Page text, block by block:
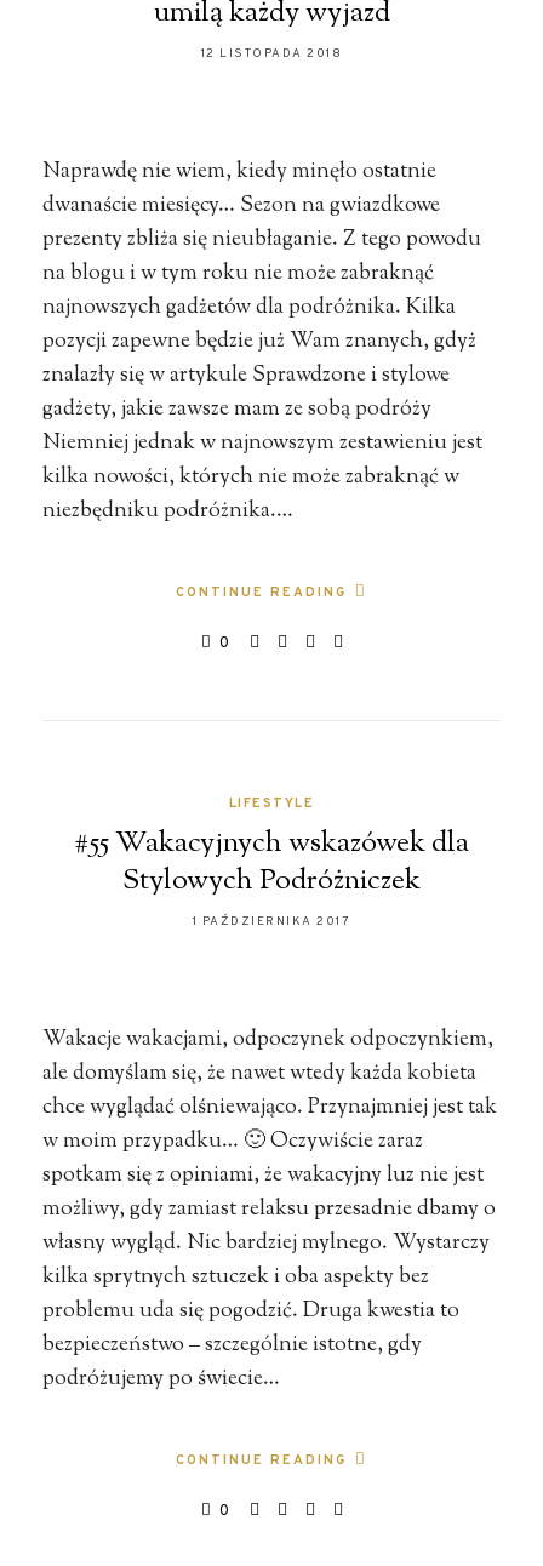
umilą każdy wyjazd
12 LISTOPADA 2018
Naprawdę nie wiem, kiedy minęło ostatnie
dwanaście miesięcy… Sezon na gwiazdkowe
prezenty zbliża się nieubłaganie. Z tego powodu
na blogu i w tym roku nie może zabraknąć
najnowszych gadżetów dla podróżnika. Kilka
pozycji zapewne będzie już Wam znanych, gdyż
znalazły się w artykule Sprawdzone i stylowe
gadżety, jakie zawsze mam ze sobą podróży
Niemniej jednak w najnowszym zestawieniu jest
kilka nowości, których nie może zabraknąć w
niezbędniku podróżnika.…
CONTINUE READING
0
LIFESTYLE
#55 Wakacyjnych wskazówek dla
Stylowych Podróżniczek
1 PAŹDZIERNIKA 2017
Wakacje wakacjami, odpoczynek odpoczynkiem,
ale domyślam się, że nawet wtedy każda kobieta
chce wyglądać olśniewająco. Przynajmniej jest tak
w moim przypadku… 🙂 Oczywiście zaraz
spotkam się z opiniami, że wakacyjny luz nie jest
możliwy, gdy zamiast relaksu przesadnie dbamy o
własny wygląd. Nic bardziej mylnego. Wystarczy
kilka sprytnych sztuczek i oba aspekty bez
problemu uda się pogodzić. Druga kwestia to
bezpieczeństwo – szczególnie istotne, gdy
podróżujemy po świecie…
CONTINUE READING
0